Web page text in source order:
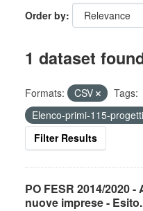
Order by
1 dataset
Formats: CSV
Tags:
Elenco-primi-115-
Filter Results
PO FESR 2014/2020
nuove imprese -